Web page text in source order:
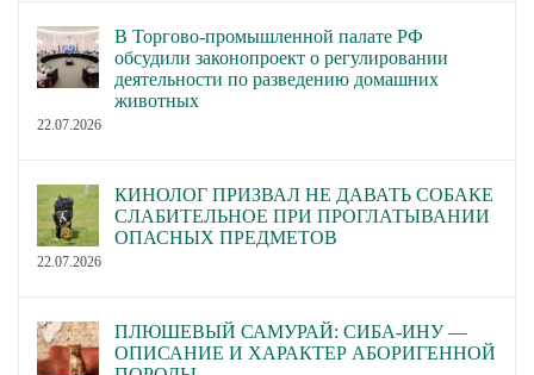
В Торгово-промышленной палате РФ
обсудили законопроект о регулировании
деятельности по разведению домашних
животных
22.07.2026
КИНОЛОГ ПРИЗВАЛ НЕ ДАВАТЬ СОБАКЕ
СЛАБИТЕЛЬНОЕ ПРИ ПРОГЛАТЫВАНИИ
ОПАСНЫХ ПРЕДМЕТОВ
22.07.2026
ПЛЮШЕВЫЙ САМУРАЙ: СИБА-ИНУ —
ОПИСАНИЕ И ХАРАКТЕР АБОРИГЕННОЙ